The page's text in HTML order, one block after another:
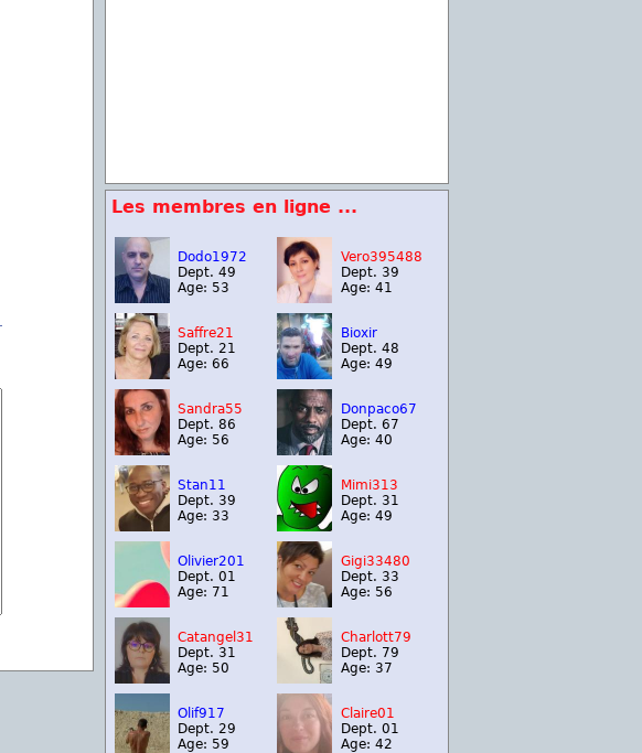
Les membres en ligne ...
Dodo1972
Dept. 49
Age: 53
Vero395488
Dept. 39
Age: 41
Saffre21
Dept. 21
Age: 66
Bioxir
Dept. 48
Age: 49
Sandra55
Dept. 86
Age: 56
Donpaco67
Dept. 67
Age: 40
Stan11
Dept. 39
Age: 33
Mimi313
Dept. 31
Age: 49
Olivier201
Dept. 01
Age: 71
Gigi33480
Dept. 33
Age: 56
Catangel31
Dept. 31
Age: 50
Charlott79
Dept. 79
Age: 37
Olif917
Dept. 29
Age: 59
Claire01
Dept. 01
Age: 42